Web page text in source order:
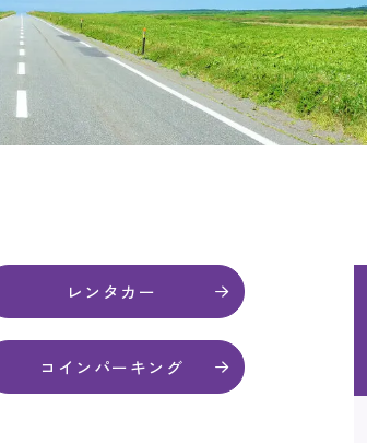
レンタカー
コインパーキング